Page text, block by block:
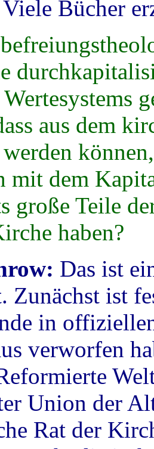
Bücher
aus dem
mit dem
große Teile
haben?
Das ist
Zunächst ist
in
verworfen
Union der
Rat der